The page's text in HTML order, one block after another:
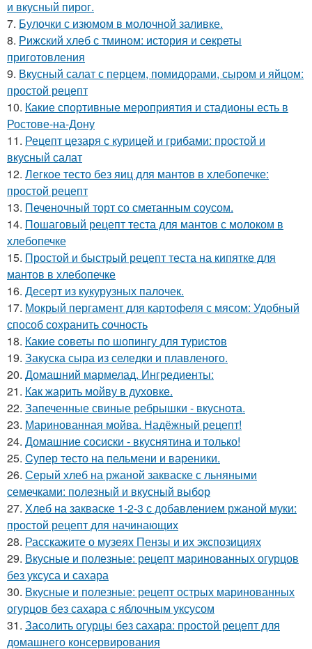
и вкусный пирог.
7. Булочки с изюмом в молочной заливке.
8. Рижский хлеб с тмином: история и секреты
приготовления
9. Вкусный салат с перцем, помидорами, сыром и яйцом:
простой рецепт
10. Какие спортивные мероприятия и стадионы есть в
Ростове-на-Дону
11. Рецепт цезаря с курицей и грибами: простой и
вкусный салат
12. Легкое тесто без яиц для мантов в хлебопечке:
простой рецепт
13. Печеночный торт со сметанным соусом.
14. Пошаговый рецепт теста для мантов с молоком в
хлебопечке
15. Простой и быстрый рецепт теста на кипятке для
мантов в хлебопечке
16. Десерт из кукурузных палочек.
17. Мокрый пергамент для картофеля с мясом: Удобный
способ сохранить сочность
18. Какие советы по шопингу для туристов
19. Закуска сыра из селедки и плавленого.
20. Домашний мармелад. Ингредиенты:
21. Как жарить мойву в духовке.
22. Запеченные свиные ребрышки - вкуснота.
23. Маринованная мойва. Надёжный рецепт!
24. Домашние сосиски - вкуснятина и только!
25. Cупер тесто на пельмени и вареники.
26. Серый хлеб на ржаной закваске с льняными
семечками: полезный и вкусный выбор
27. Хлеб на закваске 1-2-3 с добавлением ржаной муки:
простой рецепт для начинающих
28. Расскажите о музеях Пензы и их экспозициях
29. Вкусные и полезные: рецепт маринованных огурцов
без уксуса и сахара
30. Вкусные и полезные: рецепт острых маринованных
огурцов без сахара с яблочным уксусом
31. Засолить огурцы без сахара: простой рецепт для
домашнего консервирования